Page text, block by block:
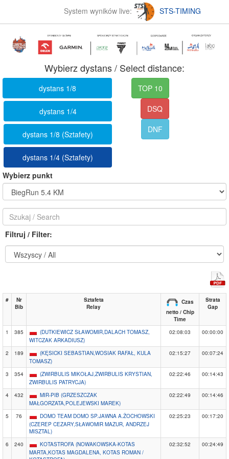
System wyników live: STS-TIMING
Wybierz dystans / Select distance:
dystans 1/8
dystans 1/4
dystans 1/8 (Sztafety)
dystans 1/4 (Sztafety)
TOP 10
DSQ
DNF
Wybierz punkt
Filtruj / Filter:
#
Nr
Bib
Sztafeta
Relay
Czas
netto / Chip
Time
Strata
Gap
1 385
(DUTKIEWICZ SŁAWOMIR,DALACH TOMASZ,
WITCZAK ARKADIUSZ)
02:08:03 00:00:00
2 189
(KĘSICKI SEBASTIAN,WOSIAK RAFAŁ, KULA
TOMASZ)
02:15:27 00:07:24
3 354
(ZWIRBULIS MIKOŁAJ,ZWIRBULIS KRYSTIAN,
ZWIRBULIS PATRYCJA)
02:22:46 00:14:43
4 432
MIR-PIB (GRZESZCZAK
MAŁGORZATA,POLEJEWSKI MAREK)
02:22:49 00:14:46
5 76
DOMO TEAM DOMO SP.JAWNA A.ŻOCHOWSKI
(CZEREP CEZARY,SŁAWOMIR MAZUR, ANDRZEJ
MISZTAL)
02:25:23 00:17:20
6 240
KOTASTROFA (NOWAKOWSKA-KOTAS
MARTA,KOTAS MAGDALENA, KOTAS ROMAN /
02:32:52 00:24:49